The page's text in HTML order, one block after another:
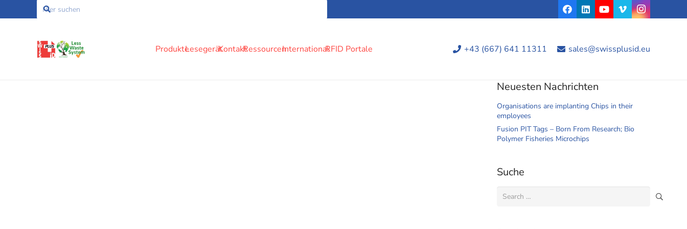
ProdukteLesegerätKontaktRessourcenInternationalRFID Portale +43 (667) 641 11311 sales@swissplusid.eu
Neuesten Nachrichten
Organisations are implanting Chips in their
employees
Fusion PIT Tags – Born From Research; Bio
Polymer Fisheries Microchips
Suche
Search